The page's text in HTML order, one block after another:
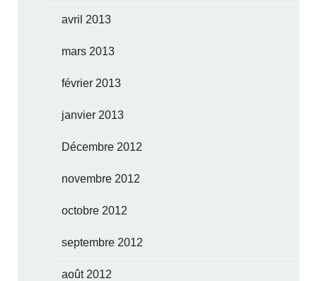
avril 2013
mars 2013
février 2013
janvier 2013
Décembre 2012
novembre 2012
octobre 2012
septembre 2012
août 2012